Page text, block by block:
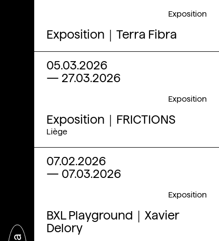
Exposition｜Terra Fibra
Exposition
05.03.2026
— 27.03.2026
Exposition｜FRICTIONS
Exposition
Liège
07.02.2026
— 07.03.2026
BXL Playground｜Xavier
Delory
Exposition